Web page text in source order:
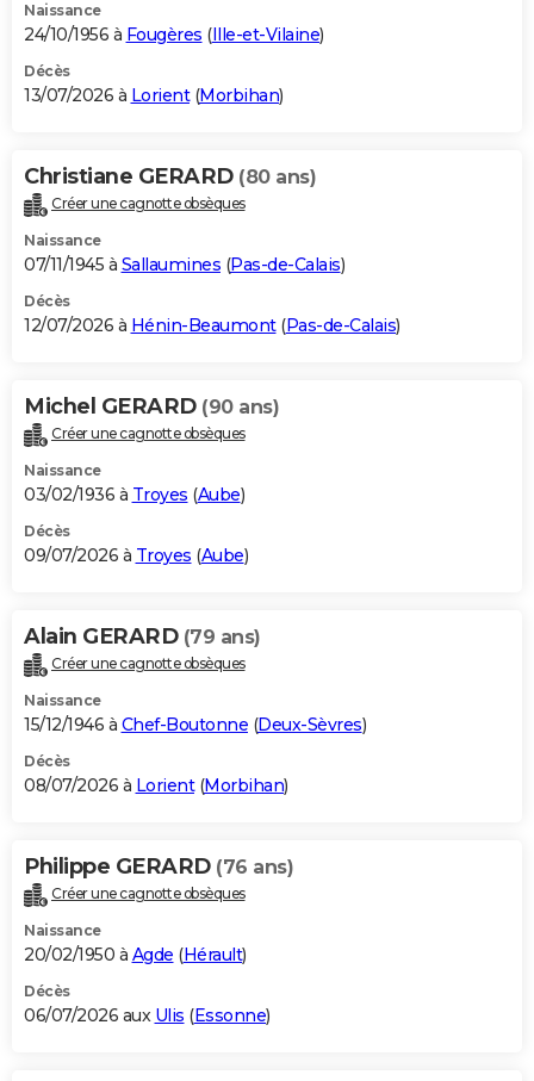
Naissance
24/10/1956 à Fougères (Ille-et-Vilaine)
Décès
13/07/2026 à Lorient(Morbihan)
Christiane GERARD (80 ans)
Créer une cagnotte obsèques
Naissance
07/11/1945 à Sallaumines (Pas-de-Calais)
Décès
12/07/2026 à Hénin-Beaumont(Pas-de-Calais)
Michel GERARD (90 ans)
Créer une cagnotte obsèques
Naissance
03/02/1936 à Troyes (Aube)
Décès
09/07/2026 à Troyes (Aube)
Alain GERARD (79 ans)
Créer une cagnotte obsèques
Naissance
15/12/1946 à Chef-Boutonne (Deux-Sèvres)
Décès
08/07/2026 à Lorient(Morbihan)
Philippe GERARD (76 ans)
Créer une cagnotte obsèques
Naissance
20/02/1950 à Agde (Hérault)
Décès
06/07/2026 aux Ulis (Essonne)